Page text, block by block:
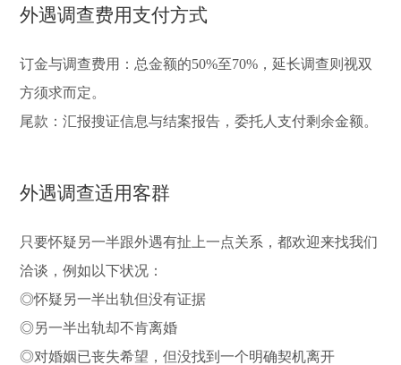
外遇调查费用支付方式
订金与调查费用：总金额的50%至70%，延长调查则视双
方须求而定。
尾款：汇报搜证信息与结案报告，委托人支付剩余金额。
外遇调查适用客群
只要怀疑另一半跟外遇有扯上一点关系，都欢迎来找我们
洽谈，例如以下状况：
◎怀疑另一半出轨但没有证据
◎另一半出轨却不肯离婚
◎对婚姻已丧失希望，但没找到一个明确契机离开